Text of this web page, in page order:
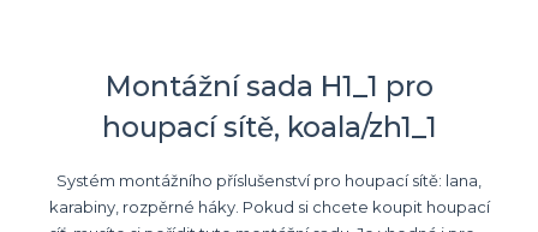
Montážní sada H1_1 pro
houpací sítě, koala/zh1_1
Systém montážního příslušenství pro houpací sítě: lana,
karabiny, rozpěrné háky. Pokud si chcete koupit houpací